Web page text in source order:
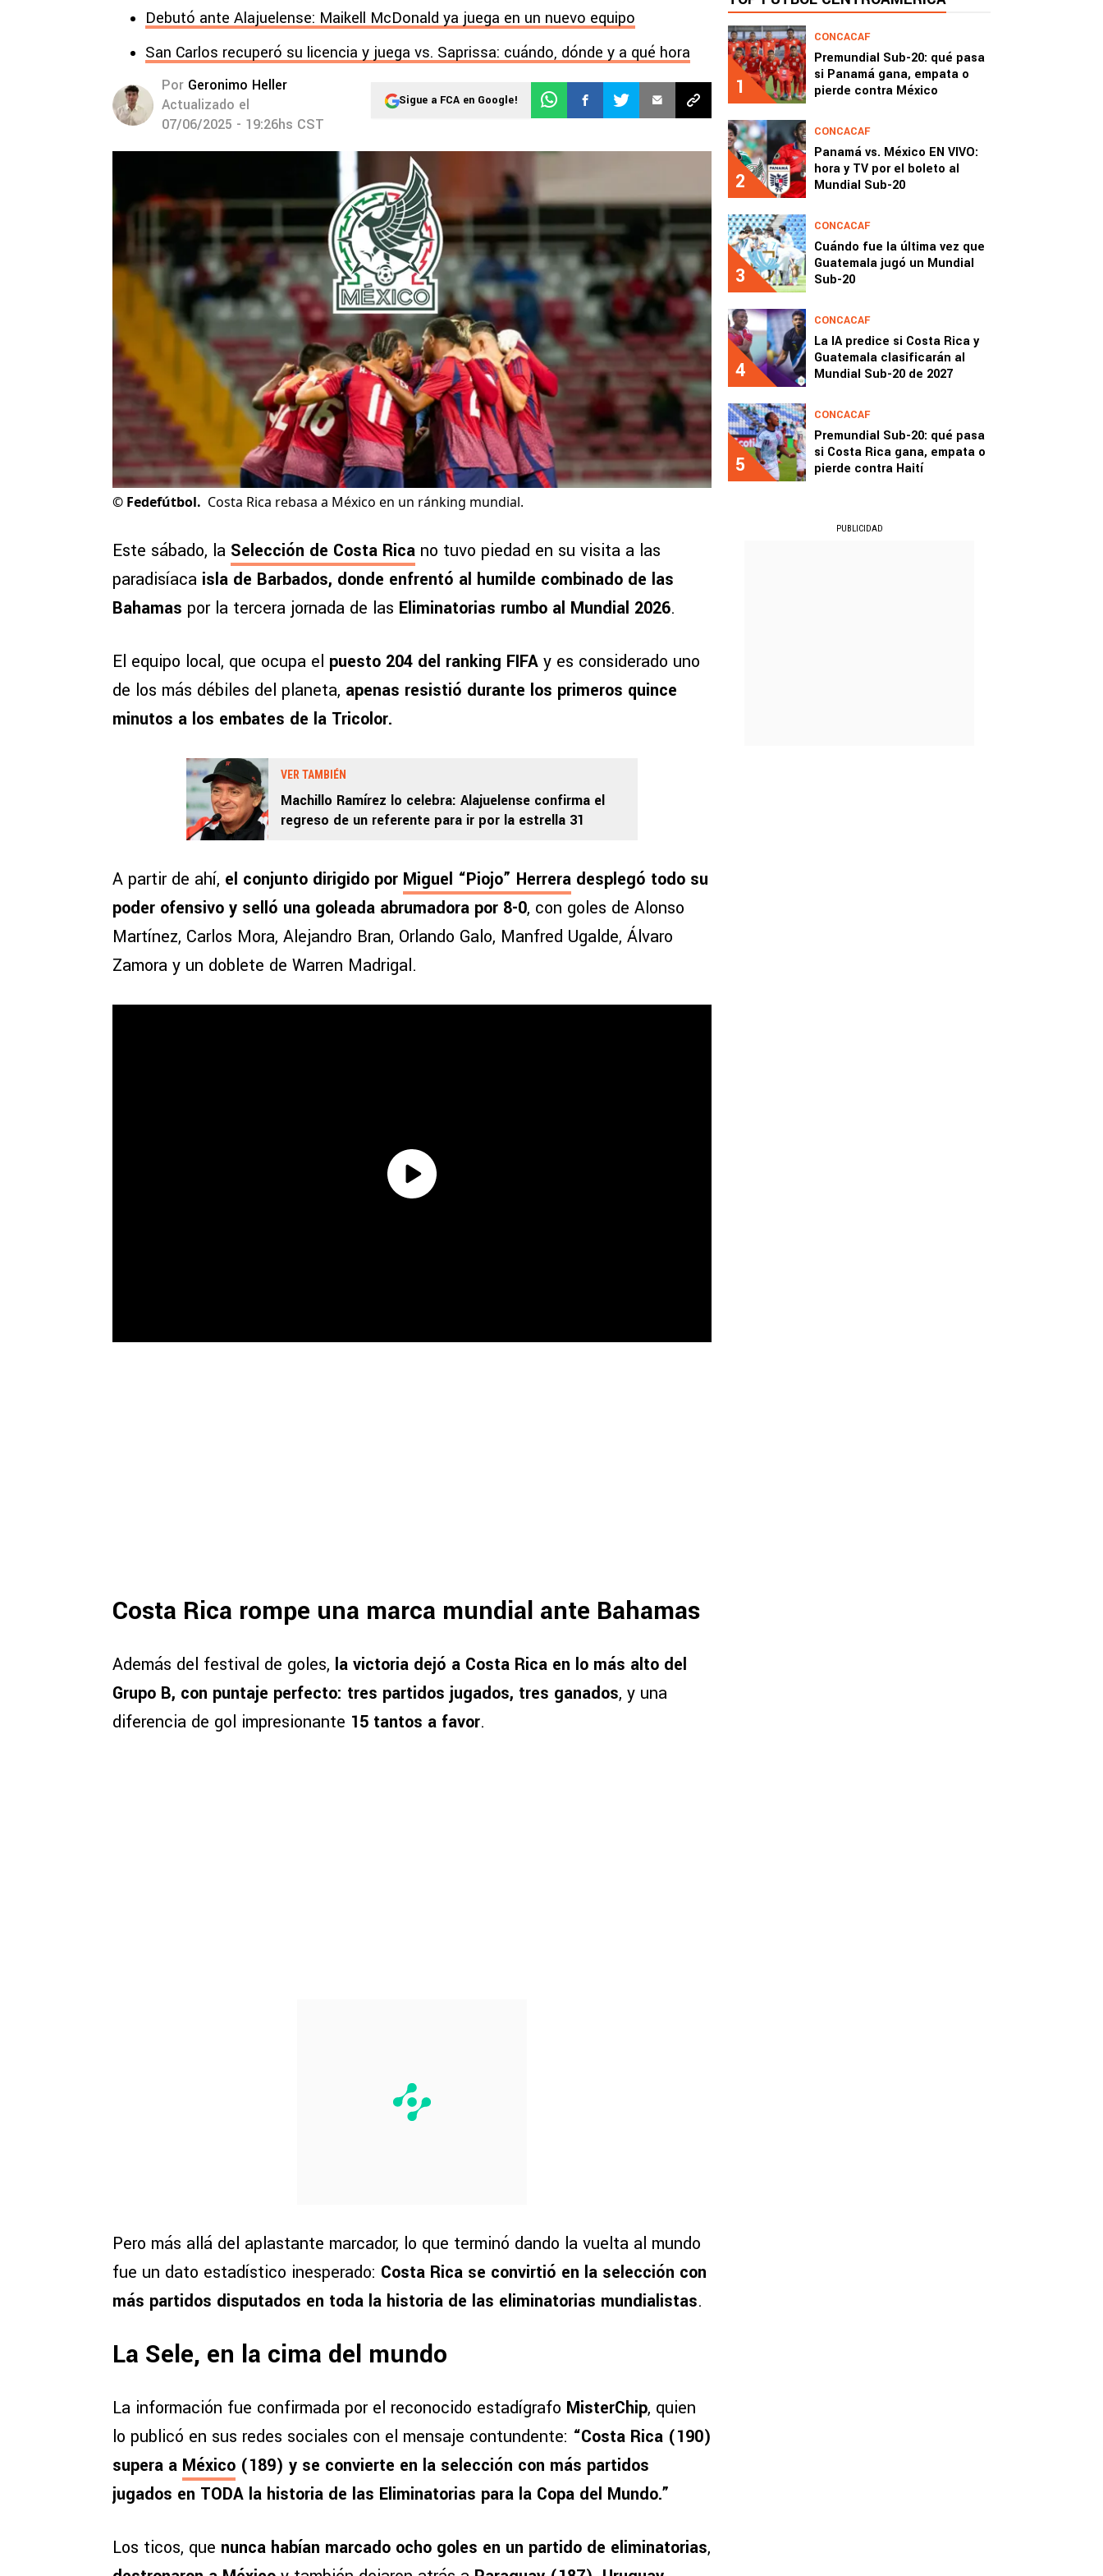
Debutó ante Alajuelense: Maikell McDonald ya juega en un nuevo equipo
San Carlos recuperó su licencia y juega vs. Saprissa: cuándo, dónde y a qué hora
Por Geronimo Heller
Actualizado el
07/06/2025 - 19:26hs CST
Sigue a FCA en Google!
© Fedefútbol. Costa Rica rebasa a México en un ránking mundial.
Este sábado, la Selección de Costa Rica no tuvo piedad en su visita a las
paradisíaca isla de Barbados, donde enfrentó al humilde combinado de las
Bahamas por la tercera jornada de las Eliminatorias rumbo al Mundial 2026.
El equipo local, que ocupa el puesto 204 del ranking FIFA y es considerado uno
de los más débiles del planeta, apenas resistió durante los primeros quince
minutos a los embates de la Tricolor.
VER TAMBIÉN
Machillo Ramírez lo celebra: Alajuelense confirma el
regreso de un referente para ir por la estrella 31
A partir de ahí, el conjunto dirigido por Miguel “Piojo” Herrera desplegó todo su
poder ofensivo y selló una goleada abrumadora por 8-0, con goles de Alonso
Martínez, Carlos Mora, Alejandro Bran, Orlando Galo, Manfred Ugalde, Álvaro
Zamora y un doblete de Warren Madrigal.
Costa Rica rompe una marca mundial ante Bahamas
Además del festival de goles, la victoria dejó a Costa Rica en lo más alto del
Grupo B, con puntaje perfecto: tres partidos jugados, tres ganados, y una
diferencia de gol impresionante 15 tantos a favor.
Pero más allá del aplastante marcador, lo que terminó dando la vuelta al mundo
fue un dato estadístico inesperado: Costa Rica se convirtió en la selección con
más partidos disputados en toda la historia de las eliminatorias mundialistas.
La Sele, en la cima del mundo
La información fue confirmada por el reconocido estadígrafo MisterChip, quien
lo publicó en sus redes sociales con el mensaje contundente: “Costa Rica (190)
supera a México (189) y se convierte en la selección con más partidos
jugados en TODA la historia de las Eliminatorias para la Copa del Mundo.”
Los ticos, que nunca habían marcado ocho goles en un partido de eliminatorias,
1
CONCACAF
Premundial Sub-20: qué pasa
si Panamá gana, empata o
pierde contra México
2
CONCACAF
Panamá vs. México EN VIVO:
hora y TV por el boleto al
Mundial Sub-20
3
CONCACAF
Cuándo fue la última vez que
Guatemala jugó un Mundial
Sub-20
4
CONCACAF
La IA predice si Costa Rica y
Guatemala clasificarán al
Mundial Sub-20 de 2027
5
CONCACAF
Premundial Sub-20: qué pasa
si Costa Rica gana, empata o
pierde contra Haití
PUBLICIDAD